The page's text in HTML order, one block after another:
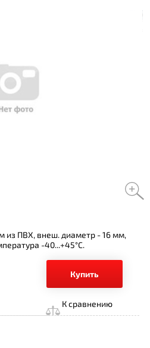
из ПВХ, внеш. диаметр - 16 мм,
-40...+45°С.
Купить
К сравнению